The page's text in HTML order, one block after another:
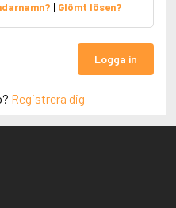
| Glömt lösen?
Logga in
Registrera dig